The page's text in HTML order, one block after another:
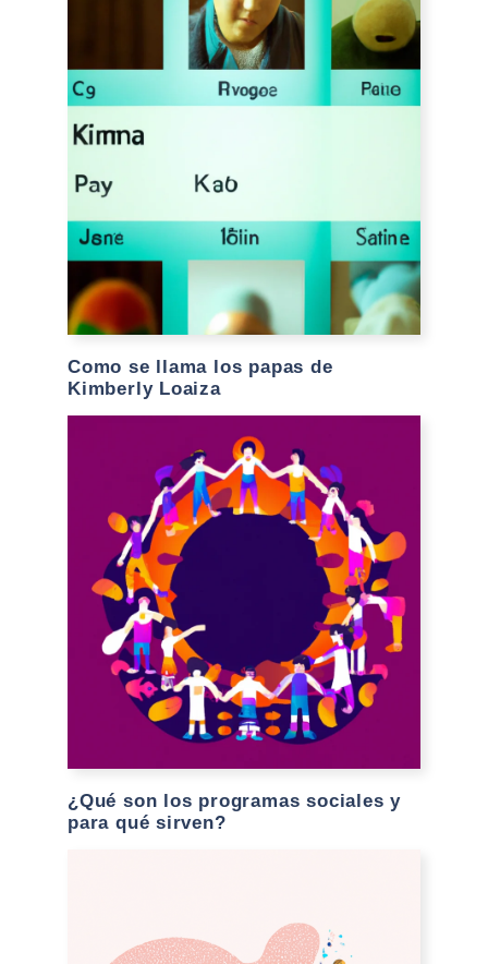
Como se llama los papas de
Kimberly Loaiza
¿Qué son los programas sociales y
para qué sirven?